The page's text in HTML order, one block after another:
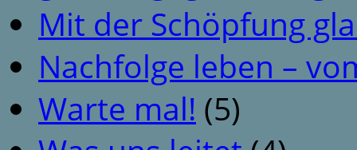
Mit der Schöpfung
Nachfolge leben –
Warte mal! (5)